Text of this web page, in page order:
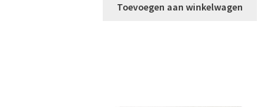
Toevoegen aan winkelwagen